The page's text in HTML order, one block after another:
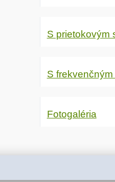
S prietokovým
S
Fotogaléria